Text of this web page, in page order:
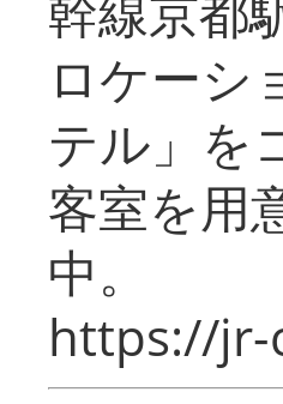
ロケーシ
テル」を
客室を用
中。
https://jr-